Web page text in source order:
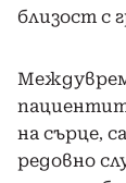
близост с
на сърце,
редовно